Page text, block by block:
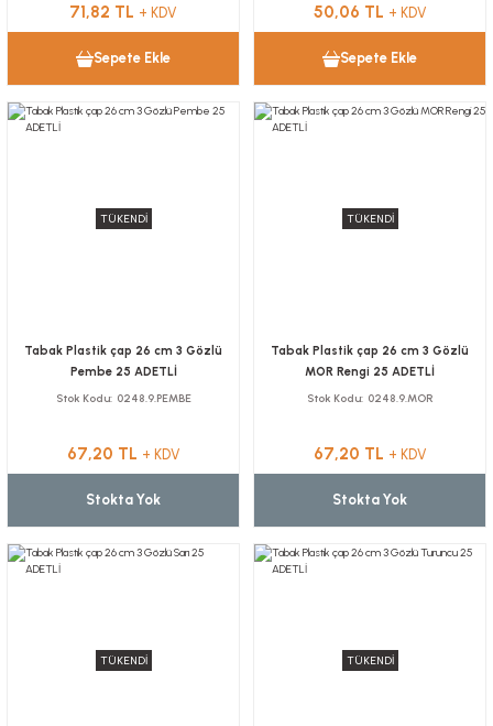
71,82 TL + KDV
Sepete Ekle
50,06 TL + KDV
Sepete Ekle
TÜKENDİ
Tabak Plastik çap 26 cm 3 Gözlü
Pembe 25 ADETLİ
Stok Kodu 0248.9.PEMBE
67,20 TL + KDV
Stokta Yok
TÜKENDİ
Tabak Plastik çap 26 cm 3 Gözlü
MOR Rengi 25 ADETLİ
Stok Kodu 0248.9.MOR
67,20 TL + KDV
Stokta Yok
TÜKENDİ TÜKENDİ